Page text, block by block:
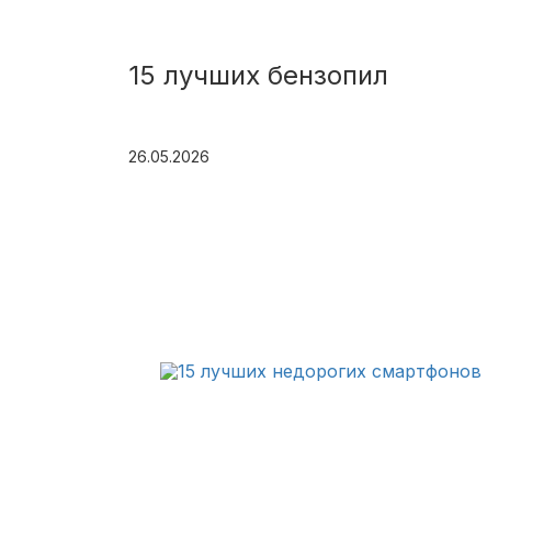
15 лучших бензопил
26.05.2026